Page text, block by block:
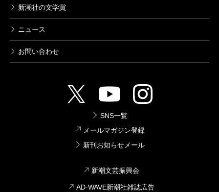
新潮社の文学賞
ニュース
お問い合わせ
SNS一覧
メールマガジン登録
新刊お知らせメール
新潮文芸振興会
AD-WAVE新潮社雑誌広告